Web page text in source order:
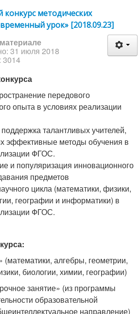
конкурс методических
урок» [2018.09.23]
31 июля 2018
3014
передового
опыта в условиях реализации
талантливых учителей,
эффективные методы обучения в
ФГОС.
и популяризация инновационного
предметов
цикла (математики, физики,
географии и информатики) в
ФГОС.
(математики, алгебры, геометрии,
биологии, химии, географии)
занятие» (из программы
образовательной
направление)